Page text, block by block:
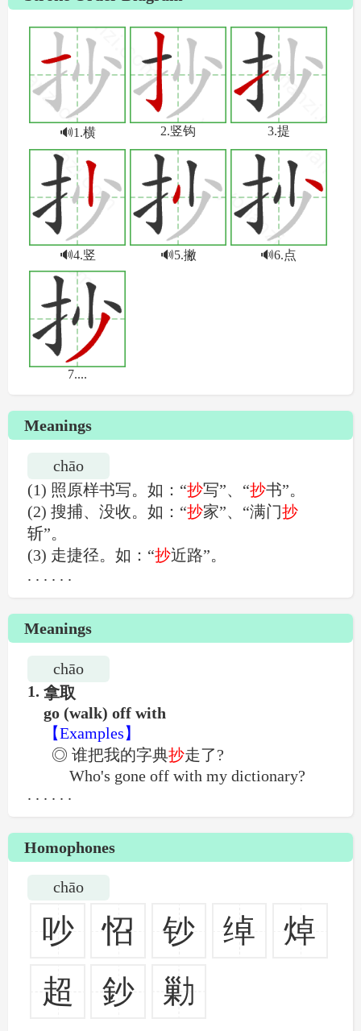
2.竖钩
🔊4.竖
7....
Meanings
chāo
(1) 照原样书写。如：“抄写”、“抄书”。
(2) 搜捕、没收。如：“抄家”、“满门抄
斩”。
(3) 走捷径。如：“抄近路”。
. . . . . .
Meanings
chāo
1. 拿取
go (walk) off with
【Examples】
◎ 谁把我的字典抄走了?
Who's gone off with my dictionary?
. . . . . .
Homophones
chāo
吵 怊 钞 绰
焯
超
鈔 勦